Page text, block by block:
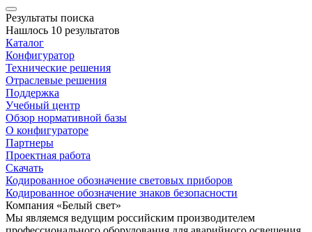
Результаты поиска
Нашлось 10 результатов
Каталог
Конфигуратор
Технические решения
Отраслевые решения
Поддержка
Учебный центр
Обзор нормативной базы
О конфигураторе
Партнеры
Проектная работа
Скачать
Кодированное обозначение световых приборов
Кодированное обозначение знаков безопасности
Компания «Белый свет»
Мы являемся ведущим российским производителем